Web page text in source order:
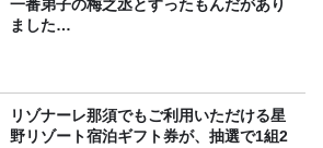
一番弟子の梅之丞とすったもんだがあり
ました…
リゾナーレ那須でもご利用いただける星
野リゾート宿泊ギフト券が、抽選で1組2